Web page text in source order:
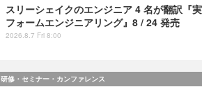
スリーシェイクのエンジニア 4 名が翻訳『
フォームエンジニアリング』8 / 24 発売
2026.8.7 Fri 8:00
研修・セミナー・カンファレンス